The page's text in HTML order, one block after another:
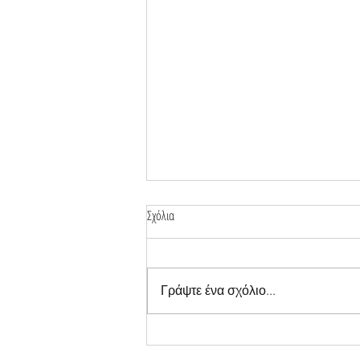
Το Κτήμα Ζαφειράκη στη φιλανθρωπική
Σχόλια
Γράψτε ένα σχόλιο...